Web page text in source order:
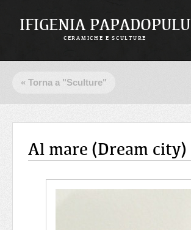
IFIGENIA PAPADOPULU
CERAMICHE E SCULTURE
« Torna a "Sculture"
Al mare (Dream city)